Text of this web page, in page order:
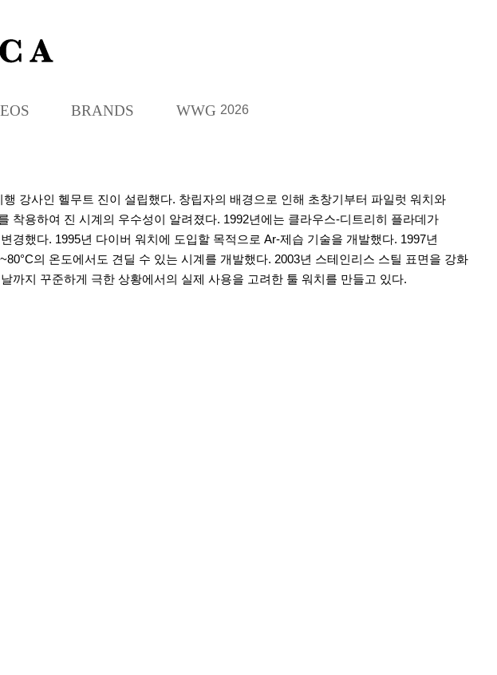
BRANDS WWG 2026
강사인 헬무트 진이 설립했다. 창립자의 배경으로 인해 초창기부터 파일럿 워치와
착용하여 진 시계의 우수성이 알려졌다. 1992년에는 클라우스-디트리히 플라데가
했다. 1995년 다이버 워치에 도입할 목적으로 Ar-제습 기술을 개발했다. 1997년
의 온도에서도 견딜 수 있는 시계를 개발했다. 2003년 스테인리스 스틸 표면을 강화
까지 꾸준하게 극한 상황에서의 실제 사용을 고려한 툴 워치를 만들고 있다.